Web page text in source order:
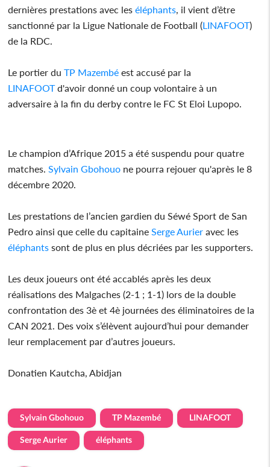
dernières prestations avec leséléphants , il vient d’être
sanctionné par la Ligue Nationale de Football (LINAFOOT)
de la RDC.
Le portier duTP Mazembé est accusé par la
LINAFOOTd'avoir donné un coup volontaire à un
adversaire à la fin du derby contre le FC St Eloi Lupopo.
Le champion d’Afrique 2015 a été suspendu pour quatre
matches. Sylvain Gbohouo ne pourra rejouer qu'après le 8
décembre 2020.
Les prestations de l’ancien gardien du Séwé Sport de San
Pedro ainsi que celle du capitaine Serge Aurier avec les
éléphants sont de plus en plus décriées par les supporters.
Les deux joueurs ont été accablés après les deux
réalisations des Malgaches (2-1 ; 1-1) lors de la double
confrontation des 3è et 4è journées des éliminatoires de la
CAN 2021. Des voix s’élèvent aujourd’hui pour demander
leur remplacement par d’autres joueurs.
Donatien Kautcha, Abidjan
Sylvain Gbohouo TP Mazembé LINAFOOT
Serge Aurier éléphants